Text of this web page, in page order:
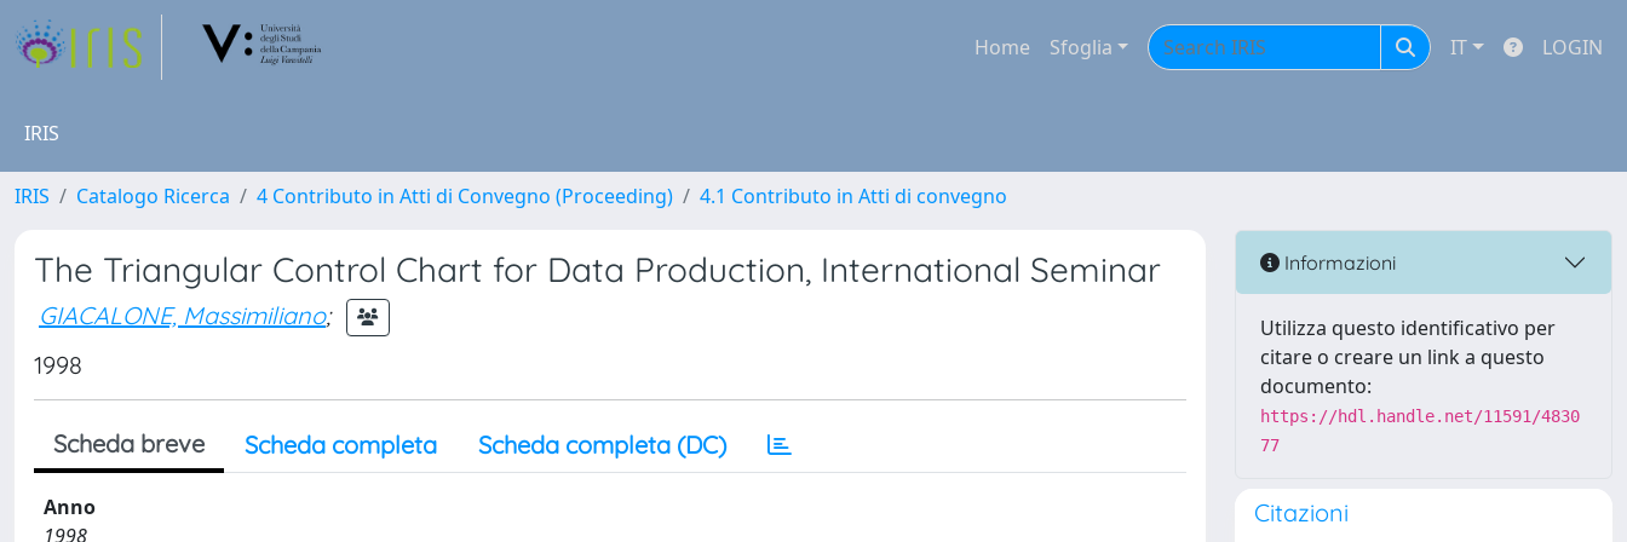
Home Sfoglia IT LOGIN
IRIS
IRIS Catalogo Ricerca 4 Contributo in Atti di Convegno (Proceeding) 4.1 Contributo in Atti di convegno
The Triangular Control Chart for Data Production, International Seminar
GIACALONE, Massimiliano;
1998
Scheda breve Scheda completa Scheda completa (DC)
Anno
1998
Informazioni
Utilizza questo identificativo per
citare o creare un link a questo
documento:
https://hdl.handle.net/11591/4830
77
Citazioni